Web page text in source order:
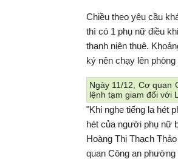
Chiều theo yêu cầu
thì có 1 phụ nữ điều
thanh niên thuê.
ký nên chạy lên
Ngày 11/12, Cơ quan
lệnh tạm giam đối với
"Khi nghe tiếng la hét
hét của người phụ nữ
Hoàng Thị Thạch
quan Công an